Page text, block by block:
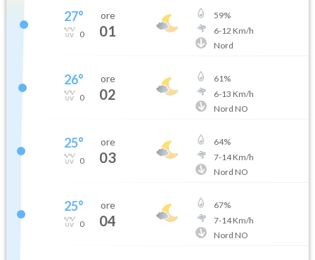
27°
0
ore
01
59%
6-12 Km/h
Nord
26°
0
ore
02
61%
6-13 Km/h
Nord NO
25°
0
ore
03
64%
7-14Km/h
Nord NO
25°
0
ore
04
67%
7-14Km/h
Nord NO